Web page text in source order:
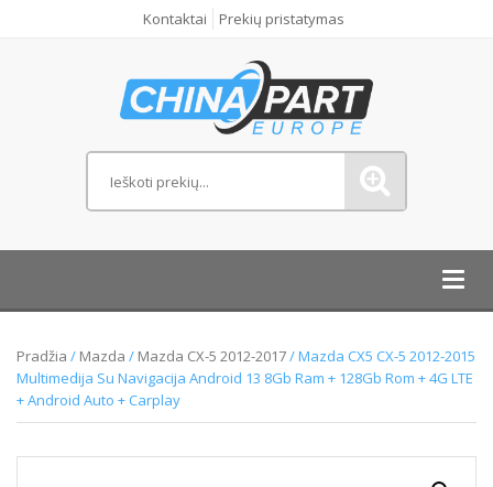
Kontaktai Prekių pristatymas
Pradžia / Mazda / Mazda CX-5 2012-2017/ Mazda CX5 CX-5 2012-2015
Multimedija Su Navigacija Android 13 8Gb Ram + 128Gb Rom + 4G LTE
+ Android Auto + Carplay